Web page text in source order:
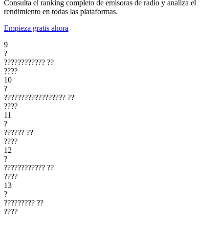
Consulta el ranking completo de emisoras de radio y analiza el
rendimiento en todas las plataformas.
Empieza gratis ahora
9
?
???????????? ??
????
10
?
?????????????????? ??
????
11
?
?????? ??
????
12
?
???????????? ??
????
13
?
????????? ??
????